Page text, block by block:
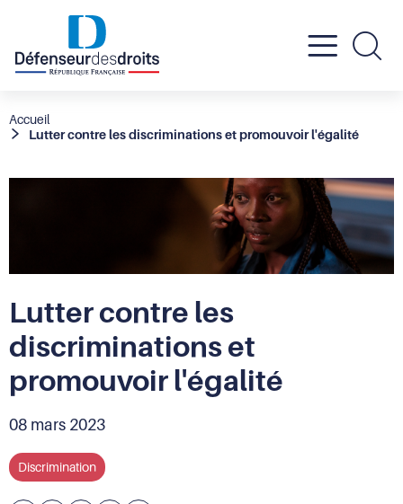
le
menu
Fil
d'Ariane
Accueil
Lutter contre les discriminations et promouvoir l'égalité
Lutter contre les
discriminations et
promouvoir l'égalité
08 mars 2023
Discrimination